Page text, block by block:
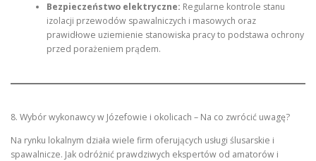
Bezpieczeństwo elektryczne: Regularne kontrole stanu
izolacji przewodów spawalniczych i masowych oraz
prawidłowe uziemienie stanowiska pracy to podstawa ochrony
przed porażeniem prądem.
8. Wybór wykonawcy w Józefowie i okolicach – Na co zwrócić uwagę?
Na rynku lokalnym działa wiele firm oferujących usługi ślusarskie i
spawalnicze. Jak odróżnić prawdziwych ekspertów od amatorów i